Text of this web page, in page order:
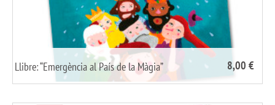
Llibre: “Emergència al País de la Màgia” 8,00 €
/share it